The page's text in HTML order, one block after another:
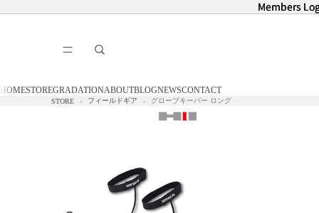
Members
Members
HOMESTOREGRADATIONABOUTBLOGNEWSCONTACT
STORE フィールドギア グローブキーパー ロング